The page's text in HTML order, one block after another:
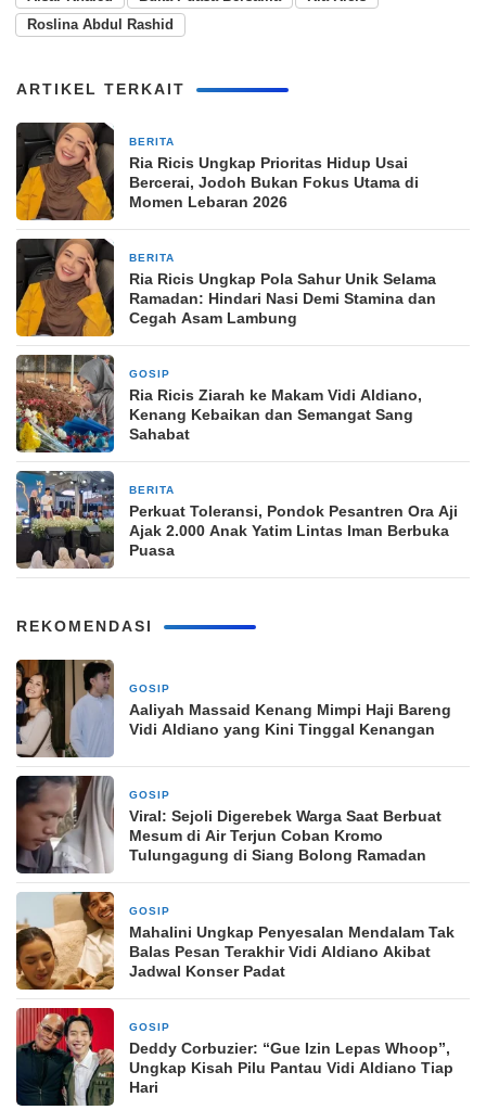
Roslina Abdul Rashid
ARTIKEL TERKAIT
BERITA
Ria Ricis Ungkap Prioritas Hidup Usai
Bercerai, Jodoh Bukan Fokus Utama di
Momen Lebaran 2026
BERITA
Ria Ricis Ungkap Pola Sahur Unik Selama
Ramadan: Hindari Nasi Demi Stamina dan
Cegah Asam Lambung
GOSIP
Ria Ricis Ziarah ke Makam Vidi Aldiano,
Kenang Kebaikan dan Semangat Sang
Sahabat
BERITA
Perkuat Toleransi, Pondok Pesantren Ora Aji
Ajak 2.000 Anak Yatim Lintas Iman Berbuka
Puasa
REKOMENDASI
GOSIP
Aaliyah Massaid Kenang Mimpi Haji Bareng
Vidi Aldiano yang Kini Tinggal Kenangan
GOSIP
Viral: Sejoli Digerebek Warga Saat Berbuat
Mesum di Air Terjun Coban Kromo
Tulungagung di Siang Bolong Ramadan
GOSIP
Mahalini Ungkap Penyesalan Mendalam Tak
Balas Pesan Terakhir Vidi Aldiano Akibat
Jadwal Konser Padat
GOSIP
Deddy Corbuzier: “Gue Izin Lepas Whoop”,
Ungkap Kisah Pilu Pantau Vidi Aldiano Tiap
Hari